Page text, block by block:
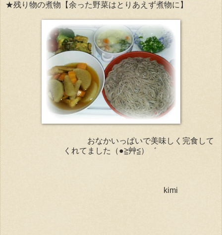
★残り物の煮物【余った野菜はとりあえず煮物に】
おなかいっぱいで美味しく完食して
くれてました（●≧艸≦）゛
kimi